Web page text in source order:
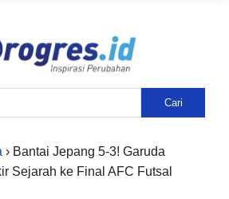
Cari
› Bantai Jepang 5-3! Garuda
Sejarah ke Final AFC Futsal